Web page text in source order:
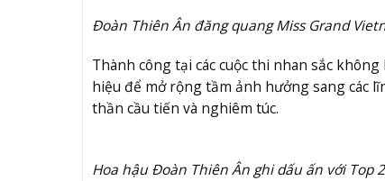
Đoàn Thiên Ân đăng quang Miss Grand
Thành công tại các cuộc thi nhan sắc
hiệu để mở rộng tầm ảnh hưởng sang các
thần cầu tiến và nghiêm túc.
Hoa hậu Đoàn Thiên Ân ghi dấu ấn với Top